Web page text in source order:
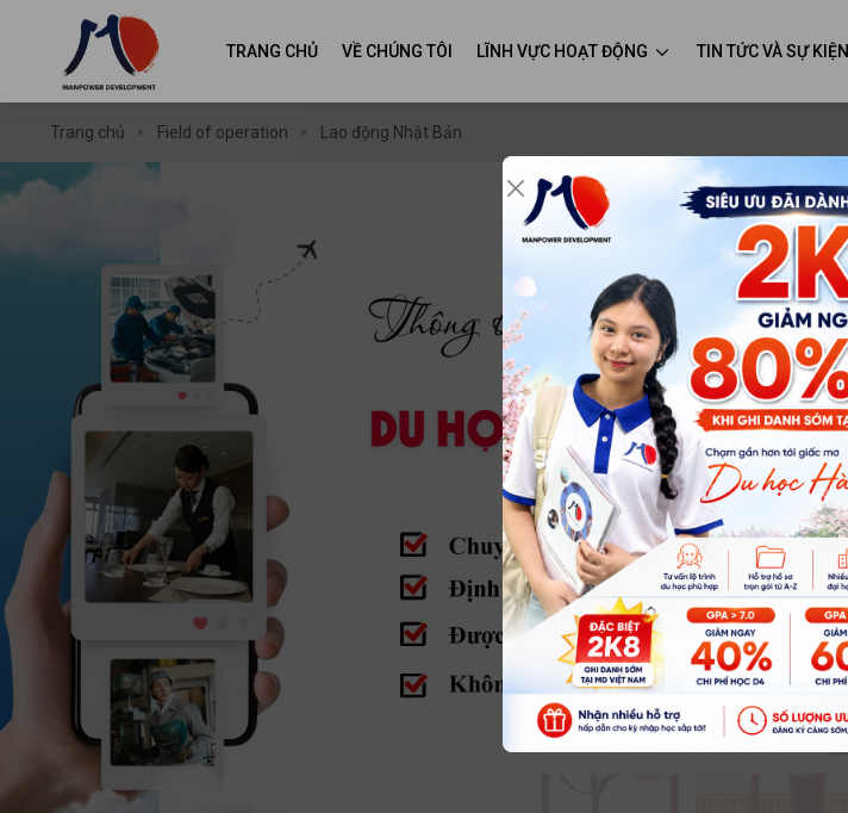
TRANG CHỦ VỀ CHÚNG TÔI LĨNH VỰC HOẠT ĐỘNG TIN TỨC VÀ SỰ KIỆN
Trang chủ Field of operation Lao động Nhật Bản